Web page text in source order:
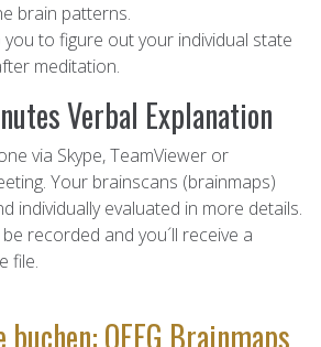
brain patterns.
to figure out your individual state
meditation.
Verbal Explanation
via Skype, TeamViewer or
Your brainscans (brainmaps)
individually evaluated in more details.
recorded and you´ll receive a
file.
QEEG Brainmaps